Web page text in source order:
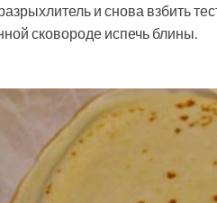
и снова взбить
сковороде испечь блины.